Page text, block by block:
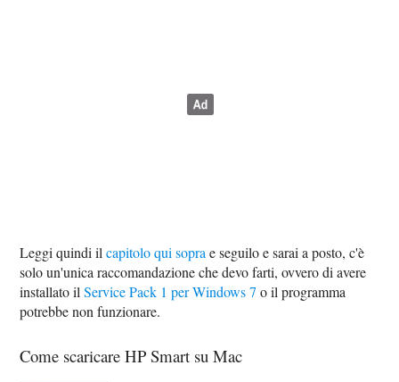
Leggi quindi ilcapitolo qui sopra e seguilo e sarai a posto, c'è
solo un'unica raccomandazione che devo farti, ovvero di avere
installato ilService Pack 1 per Windows 7 o il programma
potrebbe non funzionare.
Come scaricare HP Smart su Mac